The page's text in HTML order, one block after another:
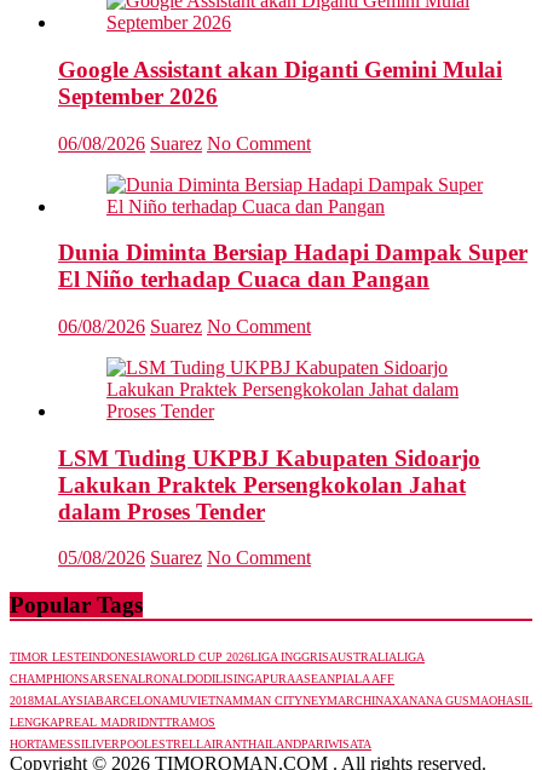
Google Assistant akan Diganti Gemini Mulai
September 2026
06/08/2026 Suarez No Comment
Dunia Diminta Bersiap Hadapi Dampak Super
El Niño terhadap Cuaca dan Pangan
06/08/2026 Suarez No Comment
LSM Tuding UKPBJ Kabupaten Sidoarjo
Lakukan Praktek Persengkokolan Jahat
dalam Proses Tender
05/08/2026 Suarez No Comment
Popular Tags
TIMOR LESTEINDONESIAWORLD CUP 2026LIGA INGGRISAUSTRALIALIGA
CHAMPHIONSARSENALRONALDODILISINGAPURAASEANPIALA AFF
2018MALAYSIABARCELONAMUVIETNAMMAN CITYNEYMARCHINAXANANA GUSMAOHASIL
LENGKAPREAL MADRIDNTTRAMOS
HORTAMESSILIVERPOOLESTRELLAIRANTHAILANDPARIWISATA
Copyright © 2026 TIMOROMAN.COM . All rights reserved.